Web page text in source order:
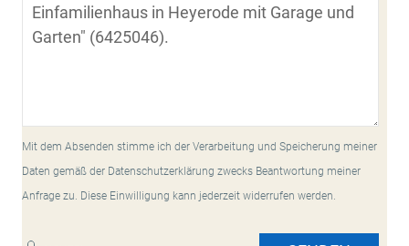
Mit dem Absenden stimme ich der Verarbeitung und Speicherung meiner
Daten gemäß der Datenschutzerklärung zwecks Beantwortung meiner
Anfrage zu. Diese Einwilligung kann jederzeit widerrufen werden.